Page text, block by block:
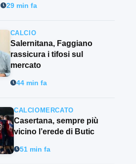
29 min fa
CALCIO
Salernitana, Faggiano
rassicura i tifosi sul
mercato
44 min fa
CALCIOMERCATO
Casertana, sempre più
vicino l’erede di Butic
51 min fa